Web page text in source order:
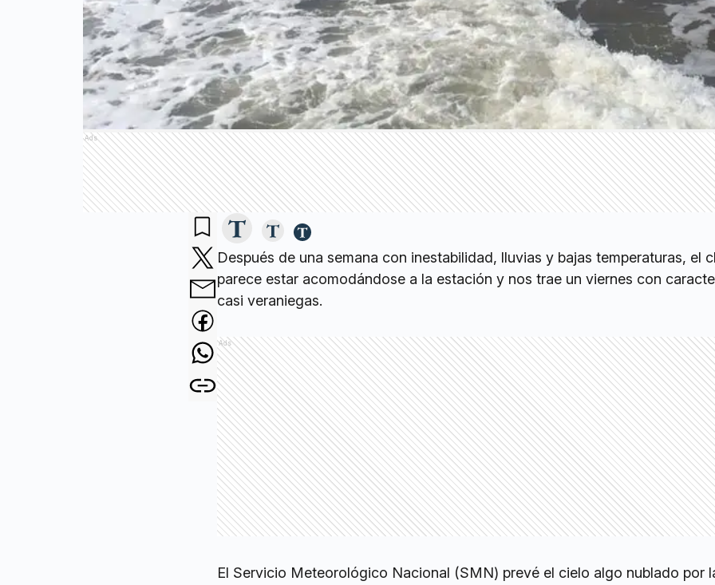
Ads
Después de una semana con inestabilidad, lluvias y bajas temperaturas, el
parece estar acomodándose a la estación y nos trae un viernes con
casi veraniegas.
Ads
El Servicio Meteorológico Nacional (SMN) prevé el cielo algo nublado por